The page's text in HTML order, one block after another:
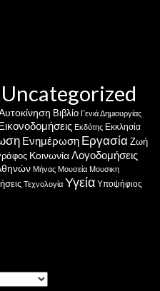
Uncategorized
Βιβλίο Γενιά Δημιουργίας
Εκδότης Εκκλησία
Ενημέρωση ΕργασίαΖωή
ΚοινωνίαΛογοδομήσεις
Μήνας Μουσεία Μουσικη
Τεχνολογία Υγεία Υποψήφιος